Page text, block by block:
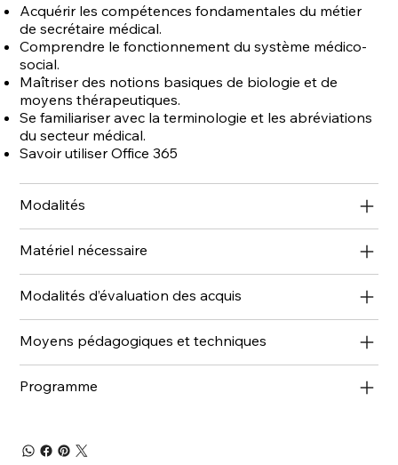
Acquérir les compétences fondamentales du métier
de secrétaire médical.
Comprendre le fonctionnement du système médico-
social.
Maîtriser des notions basiques de biologie et de
moyens thérapeutiques.
Se familiariser avec la terminologie et les abréviations
du secteur médical.
Savoir utiliser Office 365
Modalités
Matériel nécessaire
Modalités d’évaluation des acquis
Moyens pédagogiques et techniques
Programme